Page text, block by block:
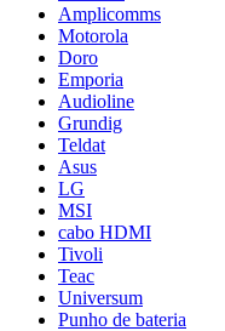
Amplicomms
Motorola
Doro
Emporia
Audioline
Grundig
Teldat
Asus
LG
MSI
cabo HDMI
Tivoli
Teac
Universum
Punho de bateria